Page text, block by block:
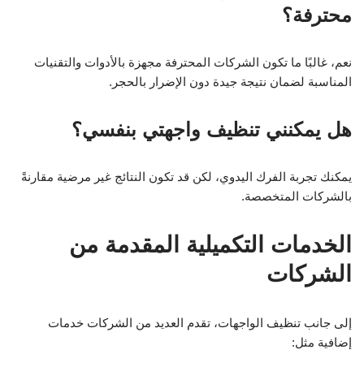
محترفة؟
نعم، غالبًا ما تكون الشركات المحترفة مجهزة بالأدوات والتقنيات
المناسبة لضمان نتيجة جيدة دون الإضرار بالحجر.
هل يمكنني تنظيف واجهتي بنفسي؟
يمكنك تجربة الفرك اليدوي، لكن قد تكون النتائج غير مرضية مقارنةً
بالشركات المتخصصة.
الخدمات التكميلية المقدمة من
الشركات
إلى جانب تنظيف الواجهات، تقدم العديد من الشركات خدمات
إضافية مثل: